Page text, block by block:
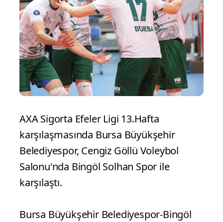
AXA Sigorta Efeler Ligi 13.Hafta
karşılaşmasında Bursa Büyükşehir
Belediyespor, Cengiz Göllü Voleybol
Salonu'nda Bingöl Solhan Spor ile
karşılaştı.
Bursa Büyükşehir Belediyespor-Bingöl